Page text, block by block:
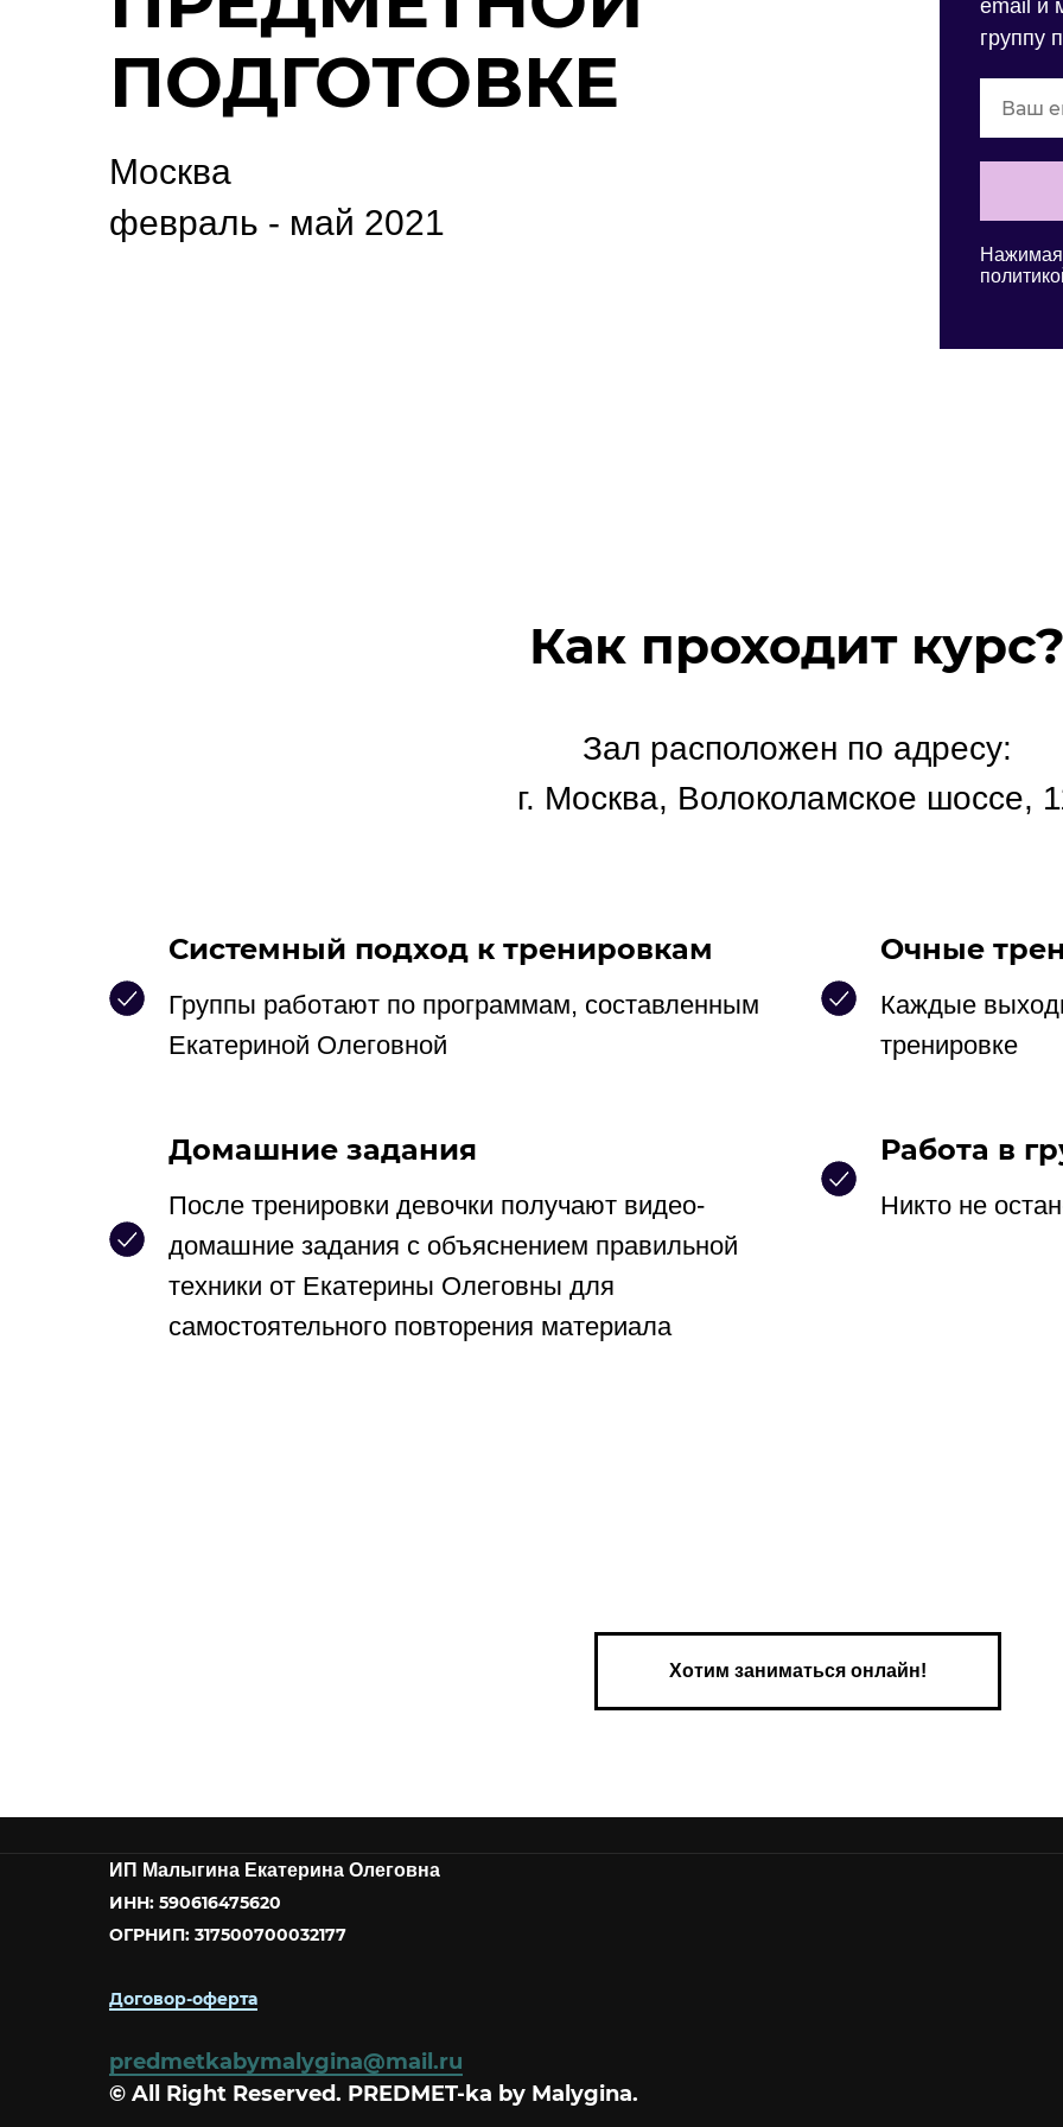
ПОДГОТОВКЕ
Москва
февраль - май 2021
email и
группу
Нажимая
Как проходит
Зал расположен по адресу:
г. Москва, Волоколамское шоссе,
Системный подход к тренировкам
Группы работают по программам, составленным
Екатериной Олеговной
Очные
Каждые
тренировке
Домашние задания
После тренировки девочки получают видео-
домашние задания с объяснением правильной
техники от Екатерины Олеговны для
самостоятельного повторения материала
Работа в
Никто не
Хотим заниматься онлайн!
ИП Малыгина Екатерина Олеговна
ИНН: 590616475620
ОГРНИП: 317500700032177
Договор-оферта
predmetkabymalygina@mail.ru
© All Right Reserved. PREDMET-ka by Malygina.